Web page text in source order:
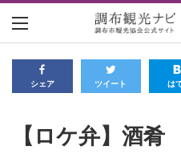
シェア ツイート は
【ロケ弁】酒